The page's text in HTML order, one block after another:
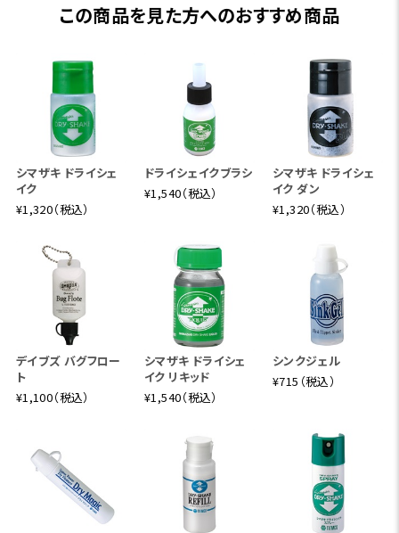
この商品を見た方へのおすすめ商品
シマザキ ドライシェ
イク
¥1,320（税込）
ドライシェイクブラシ
¥1,540（税込）
シマザキ ドライシェ
イク ダン
¥1,320（税込）
デイブズ バグフロー
ト
¥1,100（税込）
シマザキ ドライシェ
イク リキッド
¥1,540（税込）
シンクジェル
¥715（税込）